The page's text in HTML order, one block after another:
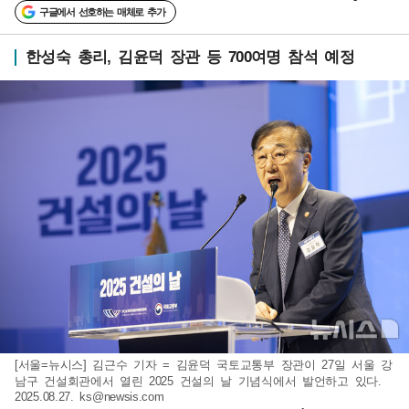
구글에서 선호하는 매체로 추가
한성숙 총리, 김윤덕 장관 등 700여명 참석 예정
[서울=뉴시스] 김근수 기자 = 김윤덕 국토교통부 장관이 27일 서울 강
남구 건설회관에서 열린 2025 건설의 날 기념식에서 발언하고 있다.
2025.08.27. ks@newsis.com